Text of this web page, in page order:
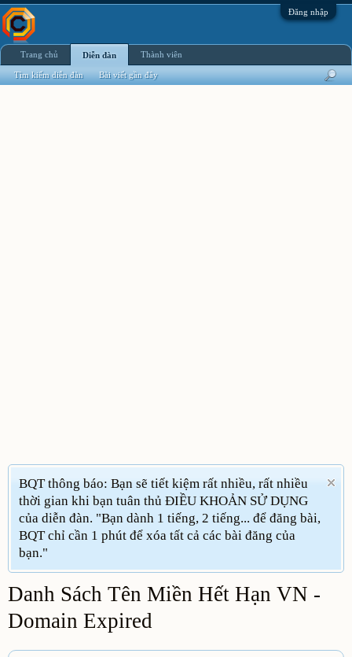
Đăng nhập
BQT thông báo: Bạn sẽ tiết kiệm rất nhiều, rất nhiều
thời gian khi bạn tuân thủ ĐIỀU KHOẢN SỬ DỤNG
của diễn đàn. "Bạn dành 1 tiếng, 2 tiếng... để đăng bài,
BQT chỉ cần 1 phút để xóa tất cả các bài đăng của
bạn."
Danh Sách Tên Miền Hết Hạn VN -
Domain Expired
Trang chủ Diễn đàn
Tìm kiếm diễn đàn Bài viết gần đây
Thành viên